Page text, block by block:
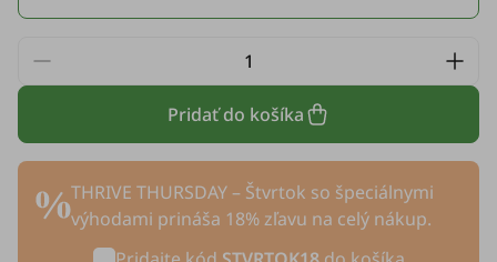
Pridať do košíka
THRIVE THURSDAY – Štvrtok so špeciálnymi
výhodami prináša 18% zľavu na celý nákup.